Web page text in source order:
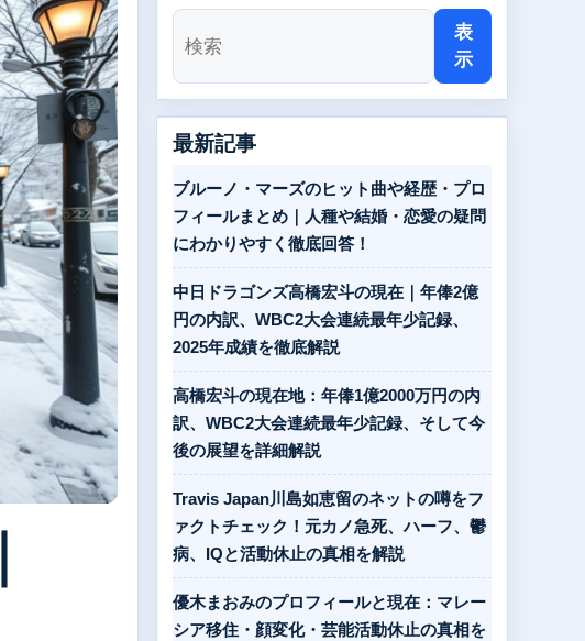
表
示
最新記事
ブルーノ・マーズのヒット曲や経歴・プロ
フィールまとめ｜人種や結婚・恋愛の疑問
にわかりやすく徹底回答！
中日ドラゴンズ高橋宏斗の現在｜年俸2億
円の内訳、WBC2大会連続最年少記録、
2025年成績を徹底解説
高橋宏斗の現在地：年俸1億2000万円の内
訳、WBC2大会連続最年少記録、そして今
後の展望を詳細解説
Travis Japan川島如恵留のネットの噂をフ
ァクトチェック！元カノ急死、ハーフ、鬱
病、IQと活動休止の真相を解説
優木まおみのプロフィールと現在：マレー
シア移住・顔変化・芸能活動休止の真相を